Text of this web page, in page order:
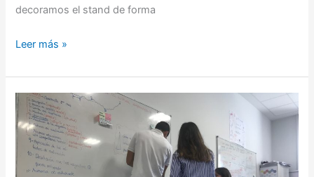
decoramos el stand de forma
Leer más »
Taller
Design
Thinking